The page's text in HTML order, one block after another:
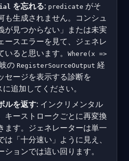
を忘れる: predicate がそ
も生成されません。コンシュ
が見つからない」または未実
ースエラーを見て、ジェネレ
ると思います。
Where(x =>
の RegisterSourceOutput 経
セージを表示する診断を
追加してください。
ルを返す: インクリメンタル
キーストロークごとに再変換
ます。ジェネレーターは単一
は「十分速い」ように見え、
ョンでは這い回ります。